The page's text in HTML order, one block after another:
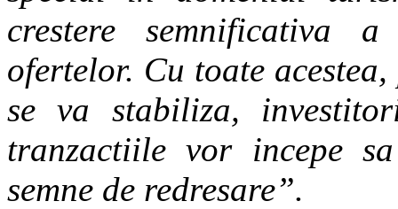
crestere semnificativa
ofertelor. Cu toate
se va stabiliza,
tranzactiile vor incepe
semne de redresare”.